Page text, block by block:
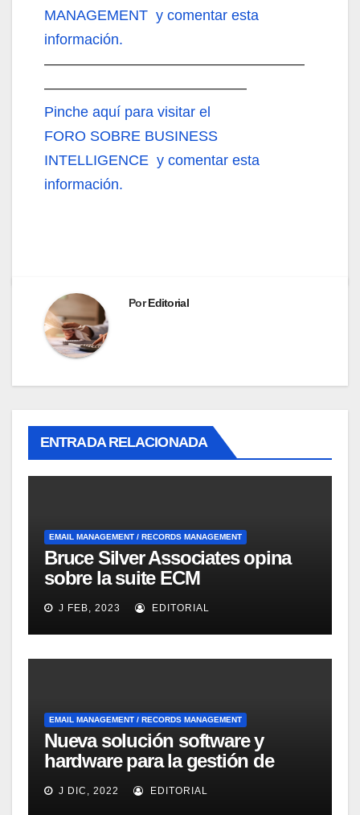
MANAGEMENT y comentar esta
información.
——————————————————
——————————————
Pinche aquí para visitar el
FORO SOBRE BUSINESS
INTELLIGENCE y comentar esta
información.
PorEditorial
ENTRADA RELACIONADA
EMAIL MANAGEMENT / RECORDS MANAGEMENT
Bruce Silver Associates opina
sobre la suite ECM
Documentum Enterprise
Records Management
J FEB, 2023 EDITORIAL
EMAIL MANAGEMENT / RECORDS MANAGEMENT
Nueva solución software y
hardware para la gestión de
emails dirigida a las Pymes de
IBM
J DIC, 2022 EDITORIAL